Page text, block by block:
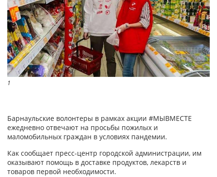
1
Барнаульские волонтеры в рамках акции #МЫВМЕСТЕ
ежедневно отвечают на просьбы пожилых и
маломобильных граждан в условиях пандемии.
Как сообщает пресс-центр городской администрации, им
оказывают помощь в доставке продуктов, лекарств и
товаров первой необходимости.